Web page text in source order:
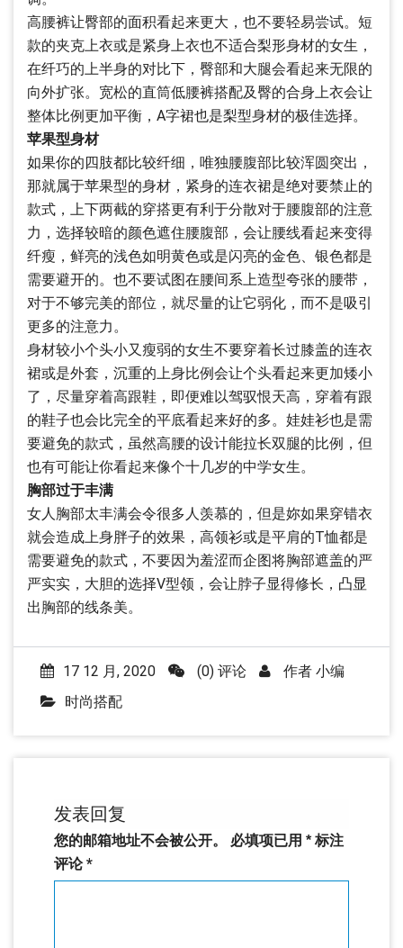
高腰裤让臀部的面积看起来更大，也不要轻易尝试。短
款的夹克上衣或是紧身上衣也不适合梨形身材的女生，
在纤巧的上半身的对比下，臀部和大腿会看起来无限的
向外扩张。宽松的直筒低腰裤搭配及臀的合身上衣会让
整体比例更加平衡，A字裙也是梨型身材的极佳选择。
苹果型身材
如果你的四肢都比较纤细，唯独腰腹部比较浑圆突出，
那就属于苹果型的身材，紧身的连衣裙是绝对要禁止的
款式，上下两截的穿搭更有利于分散对于腰腹部的注意
力，选择较暗的颜色遮住腰腹部，会让腰线看起来变得
纤瘦，鲜亮的浅色如明黄色或是闪亮的金色、银色都是
需要避开的。也不要试图在腰间系上造型夸张的腰带，
对于不够完美的部位，就尽量的让它弱化，而不是吸引
更多的注意力。
身材较小个头小又瘦弱的女生不要穿着长过膝盖的连衣
裙或是外套，沉重的上身比例会让个头看起来更加矮小
了，尽量穿着高跟鞋，即便难以驾驭恨天高，穿着有跟
的鞋子也会比完全的平底看起来好的多。娃娃衫也是需
要避免的款式，虽然高腰的设计能拉长双腿的比例，但
也有可能让你看起来像个十几岁的中学女生。
胸部过于丰满
女人胸部太丰满会令很多人羡慕的，但是妳如果穿错衣
就会造成上身胖子的效果，高领衫或是平肩的T恤都是
需要避免的款式，不要因为羞涩而企图将胸部遮盖的严
严实实，大胆的选择V型领，会让脖子显得修长，凸显
出胸部的线条美。
17 12 月, 2020 (0) 评论 作者 小编
时尚搭配
发表回复
您的邮箱地址不会被公开。 必填项已用 * 标注
评论*